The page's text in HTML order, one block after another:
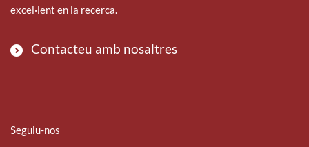
excel·lent en la recerca.
Contacteu amb nosaltres
Seguiu-nos